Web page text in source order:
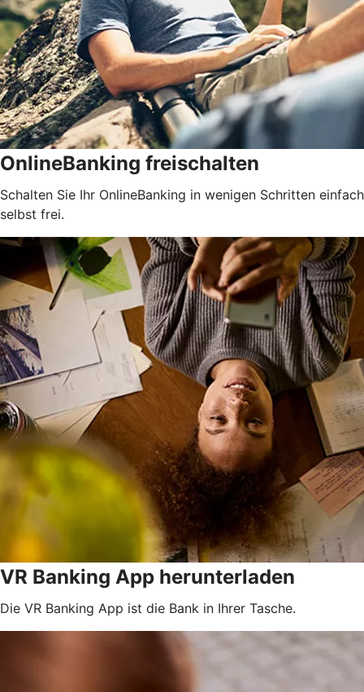
OnlineBanking freischalten
Schalten Sie Ihr OnlineBanking in wenigen Schritten einfach
selbst frei.
VR Banking App herunterladen
Die VR Banking App ist die Bank in Ihrer Tasche.